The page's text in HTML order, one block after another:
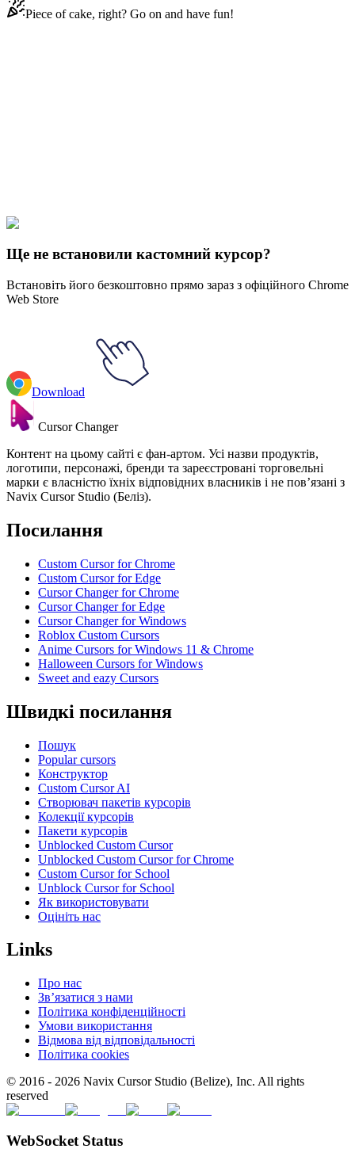
Piece of cake, right? Go on and have fun!
Minecraft Mobs
Bee
Ще не встановили кастомний курсор?
Встановіть його безкоштовно прямо зараз з офіційного Chrome
Web Store
Download
Cursor Changer
Контент на цьому сайті є фан-артом. Усі назви продуктів,
логотипи, персонажі, бренди та зареєстровані торговельні
марки є власністю їхніх відповідних власників і не пов’язані з
Navix Cursor Studio (Беліз).
Посилання
Custom Cursor for Chrome
Custom Cursor for Edge
Cursor Changer for Chrome
Cursor Changer for Edge
Cursor Changer for Windows
Roblox Custom Cursors
Anime Cursors for Windows 11 & Chrome
Halloween Cursors for Windows
Sweet and eazy Cursors
Швидкі посилання
Пошук
Popular cursors
Конструктор
Custom Cursor AI
Створювач пакетів курсорів
Колекції курсорів
Пакети курсорів
Unblocked Custom Cursor
Unblocked Custom Cursor for Chrome
Custom Cursor for School
Unblock Cursor for School
Як використовувати
Оцініть нас
Links
Про нас
Зв’язатися з нами
Політика конфіденційності
Умови використання
Відмова від відповідальності
Політика cookies
© 2016 - 2026 Navix Cursor Studio (Belize), Inc. All rights
reserved
WebSocket Status